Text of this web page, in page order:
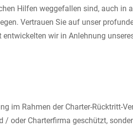
Hilfen weggefallen sind, auch in
Vertrauen Sie auf unser
wir in Anlehnung
im Rahmen der Charter-Rücktritt-
/ oder Charterfirma geschützt,